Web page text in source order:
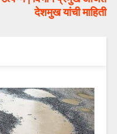
देशमुख यांची माहिती